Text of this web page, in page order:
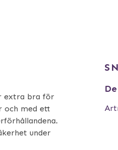
extra bra för
och med ett
under